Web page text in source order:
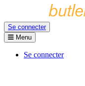
Se connecter
Menu
Se connecter